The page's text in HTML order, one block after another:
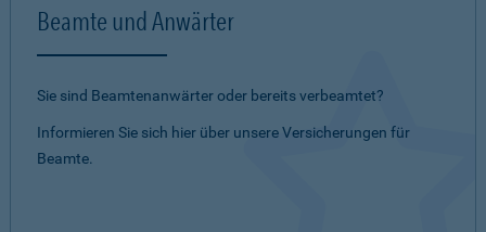
Beamte und Anwärter
Sie sind Beamtenanwärter oder bereits verbeamtet?
Informieren Sie sich hier über unsere Versicherungen für
Beamte.